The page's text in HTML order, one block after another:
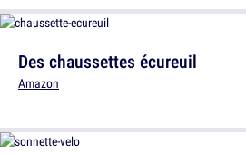
Des chaussettes écureuil
Amazon